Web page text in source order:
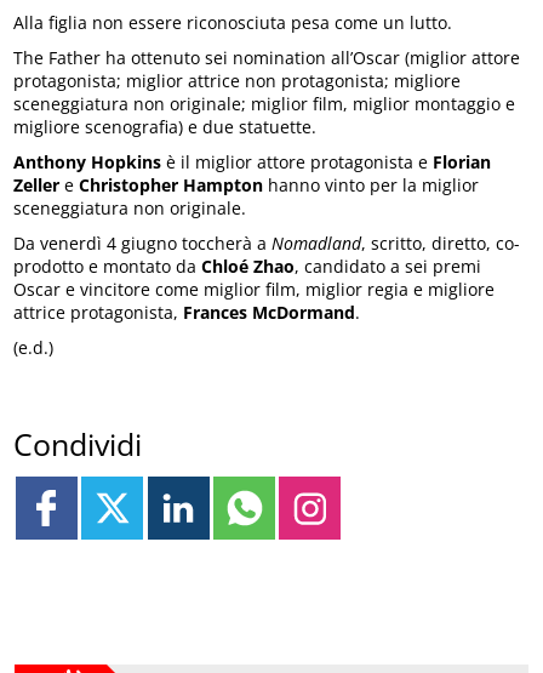
Alla figlia non essere riconosciuta pesa come un lutto.
The Father ha ottenuto sei nomination all’Oscar (miglior attore
protagonista; miglior attrice non protagonista; migliore
sceneggiatura non originale; miglior film, miglior montaggio e
migliore scenografia) e due statuette.
Anthony Hopkins è il miglior attore protagonista e Florian
Zeller eChristopher Hampton hanno vinto per la miglior
sceneggiatura non originale.
Da venerdì 4 giugno toccherà aNomadland, scritto, diretto, co-
prodotto e montato daChloé Zhao, candidato a sei premi
Oscar e vincitore come miglior film, miglior regia e migliore
attrice protagonista, Frances McDormand.
(e.d.)
Condividi